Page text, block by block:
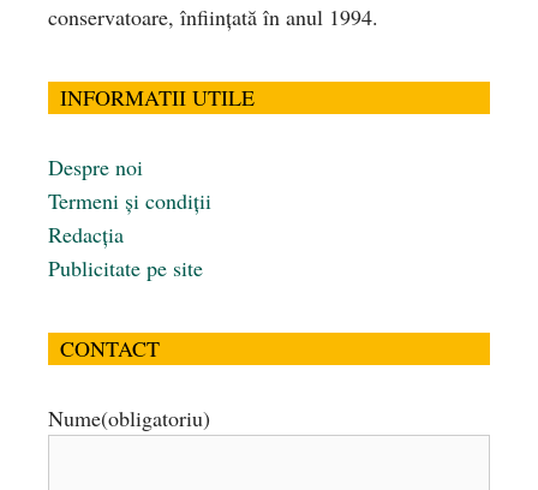
conservatoare, înfiinţată în anul 1994.
INFORMATII UTILE
Despre noi
Termeni și condiții
Redacția
Publicitate pe site
CONTACT
Nume(obligatoriu)